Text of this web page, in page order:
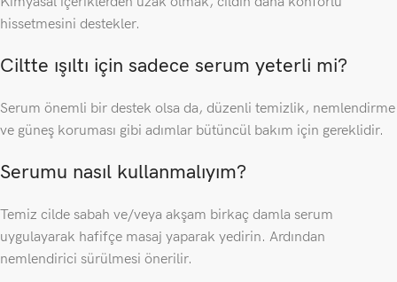
hissetmesini destekler.
Ciltte ışıltı için sadece serum yeterli mi?
Serum önemli bir destek olsa da, düzenli temizlik, nemlendirme
ve güneş koruması gibi adımlar bütüncül bakım için gereklidir.
Serumu nasıl kullanmalıyım?
Temiz cilde sabah ve/veya akşam birkaç damla serum
uygulayarak hafifçe masaj yaparak yedirin. Ardından
nemlendirici sürülmesi önerilir.